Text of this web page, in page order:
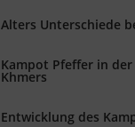
Alters Unterschiede
Kampot Pfeffer in
Khmers
Entwicklung des